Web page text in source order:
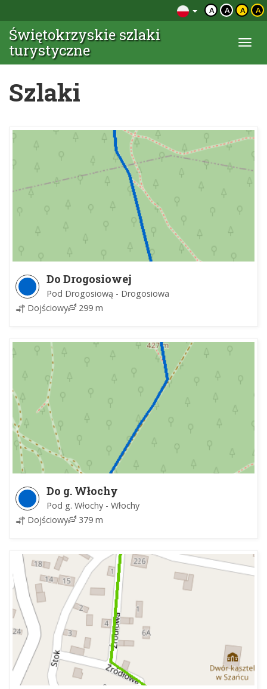
A A A A
Świętokrzyskie szlaki
turystyczne
Szlaki
Do Drogosiowej
Pod Drogosiową - Drogosiowa
Dojściowy
299 m
Do g. Włochy
Pod g. Włochy - Włochy
Dojściowy
379 m